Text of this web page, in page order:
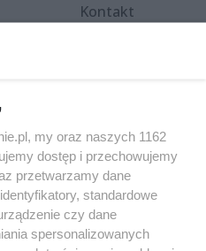
Kontakt
Specjalny koncert z okazji
20. urodzin portalu
wSzczecinie.pl
Regulamin konkursów
śniadaniówka "Hej
Szczecin! Jest piątek!"
my oraz naszych 1162
dostęp i przechowujemy
przetwarzamy dane
standardowe
czy dane
spersonalizowanych